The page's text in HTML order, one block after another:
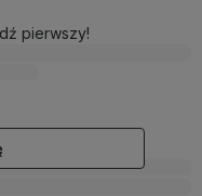
pierwszy!